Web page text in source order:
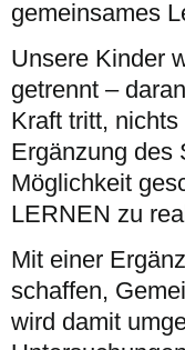
gemeinsames
Unsere Kinder
getrennt –
Kraft tritt,
Ergänzung des
Möglichkeit
LERNEN zu
Mit einer
schaffen,
wird damit